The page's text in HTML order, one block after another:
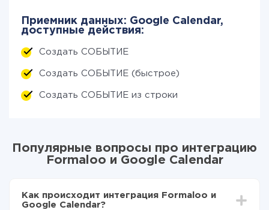
Приемник данных: Google Calendar,
доступные действия:
Создать СОБЫТИЕ
Создать СОБЫТИЕ (быстрое)
Создать СОБЫТИЕ из строки
Популярные вопросы про интеграцию
Formaloo и Google Calendar
Как происходит интеграция Formaloo и
Google Calendar?